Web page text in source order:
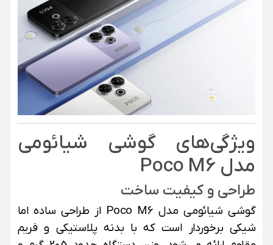
ویژگی‌های گوشی شیائومی
مدل Poco M6
طراحی و کیفیت ساخت
گوشی شیائومی مدل Poco M6 از طراحی ساده اما
شیکی برخوردار است که با بدنه پلاستیکی و فریم